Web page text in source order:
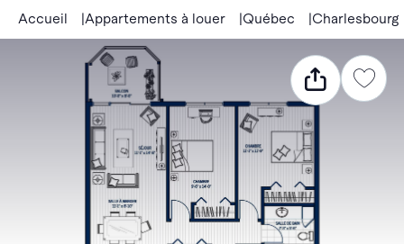
Accueil Appartements à louer Québec Charlesbourg